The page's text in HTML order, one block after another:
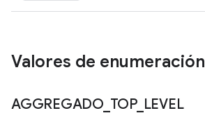
Valores de enumeración
AGGREGADO_ TOP_ LEVEL